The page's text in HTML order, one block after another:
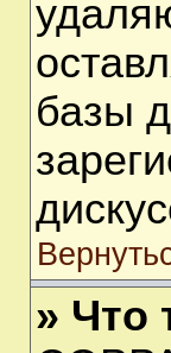
базы
» Что